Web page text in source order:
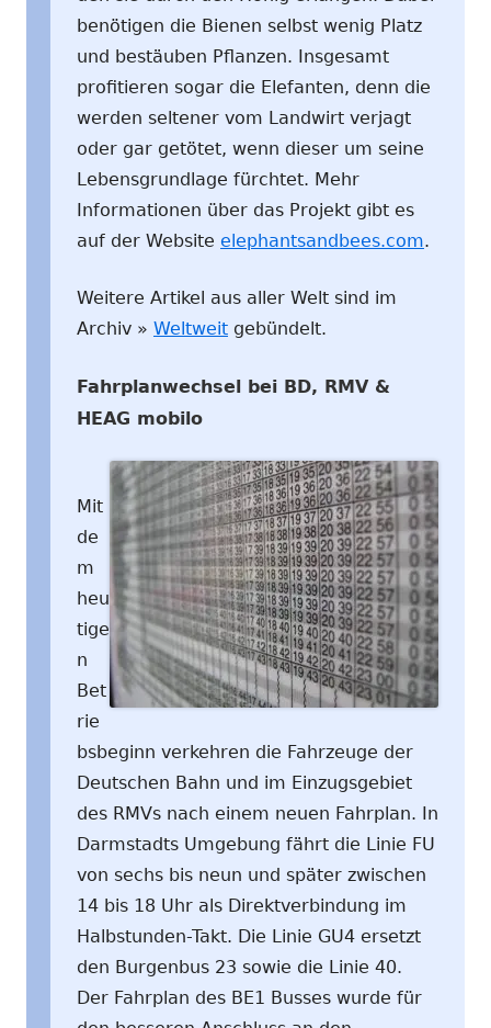
benötigen die Bienen selbst wenig Platz
und bestäuben Pflanzen. Insgesamt
profitieren sogar die Elefanten, denn die
werden seltener vom Landwirt verjagt
oder gar getötet, wenn dieser um seine
Lebensgrundlage fürchtet. Mehr
Informationen über das Projekt gibt es
auf der Website elephantsandbees.com.
Weitere Artikel aus aller Welt sind im
Archiv » Weltweit gebündelt.
Fahrplanwechsel bei BD, RMV &
HEAG mobilo
Mit
de
m
heu
tige
n
Bet
rie
bsbeginn verkehren die Fahrzeuge der
Deutschen Bahn und im Einzugsgebiet
des RMVs nach einem neuen Fahrplan. In
Darmstadts Umgebung fährt die Linie FU
von sechs bis neun und später zwischen
14 bis 18 Uhr als Direktverbindung im
Halbstunden-Takt. Die Linie GU4 ersetzt
den Burgenbus 23 sowie die Linie 40.
Der Fahrplan des BE1 Busses wurde für